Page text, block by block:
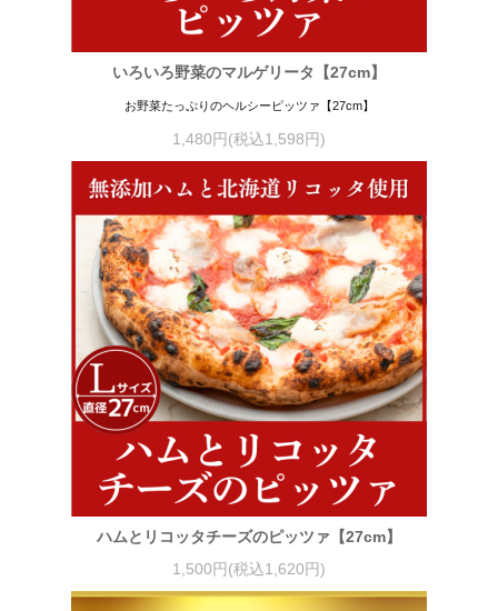
いろいろ野菜のマルゲリータ【27cm】
お野菜たっぷりのヘルシーピッツァ【27cm】
1,480円(税込1,598円)
ハムとリコッタチーズのピッツァ【27cm】
1,500円(税込1,620円)